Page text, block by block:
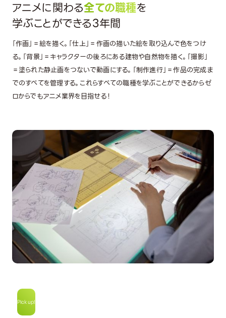
アニメに関わる全ての職種を
学ぶことができる3年間
「作画」＝絵を描く。「仕上」＝作画の描いた絵を取り込んで色をつけ
る。「背景」＝キャラクターの後ろにある建物や自然物を描く。「撮影」
＝塗られた静止画をつないで動画にする。「制作進行」＝作品の完成ま
でのすべてを管理する。これらすべての職種を学ぶことができるからゼ
ロからでもアニメ業界を目指せる！
Pick up!